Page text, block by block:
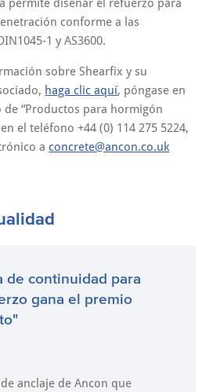
permite diseñar el refuerzo para
conforme a las
1 y AS3600.
sobre Shearfix y su
haga clic aquí, póngase en
“Productos para hormigón
el teléfono +44 (0) 114 275 5224,
aconcrete@ancon.co.uk
de continuidad para
gana el premio
anclaje de Ancon que